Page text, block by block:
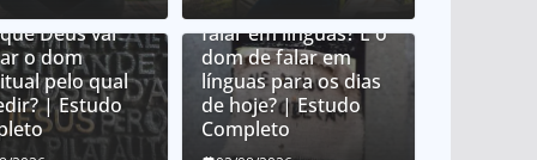
Deus vai
o dom
pelo qual
| Estudo
falar em línguas? É o
dom de falar em
línguas para os dias
de hoje? | Estudo
Completo